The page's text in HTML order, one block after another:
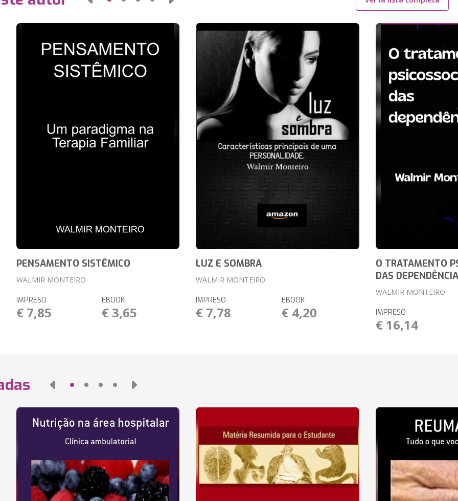
PENSAMENTO SISTÊMICO
WALMIR MONTEIRO
IMPRESO
€ 7,85
EBOOK
€ 3,65
LUZ E SOMBRA
WALMIR MONTEIRO
IMPRESO
€ 7,78
EBOOK
€ 4,20
O TRATAMENTO
DAS
WALMIR MONTEIRO
IMPRESO
€ 16,14